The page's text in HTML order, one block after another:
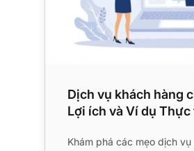
Dịch vụ khách hàng
Lợi ích và Ví dụ Thực
Khám phá các mẹo dịch